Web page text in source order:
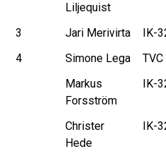
Liljequist
3 Jari Merivirta IK-
4
Simone Lega TVC
Markus
Forsström
IK-
Christer
Hede
IK-